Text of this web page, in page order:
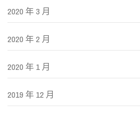
2020 年 3 月
2020 年 2 月
2020 年 1 月
2019 年 12 月